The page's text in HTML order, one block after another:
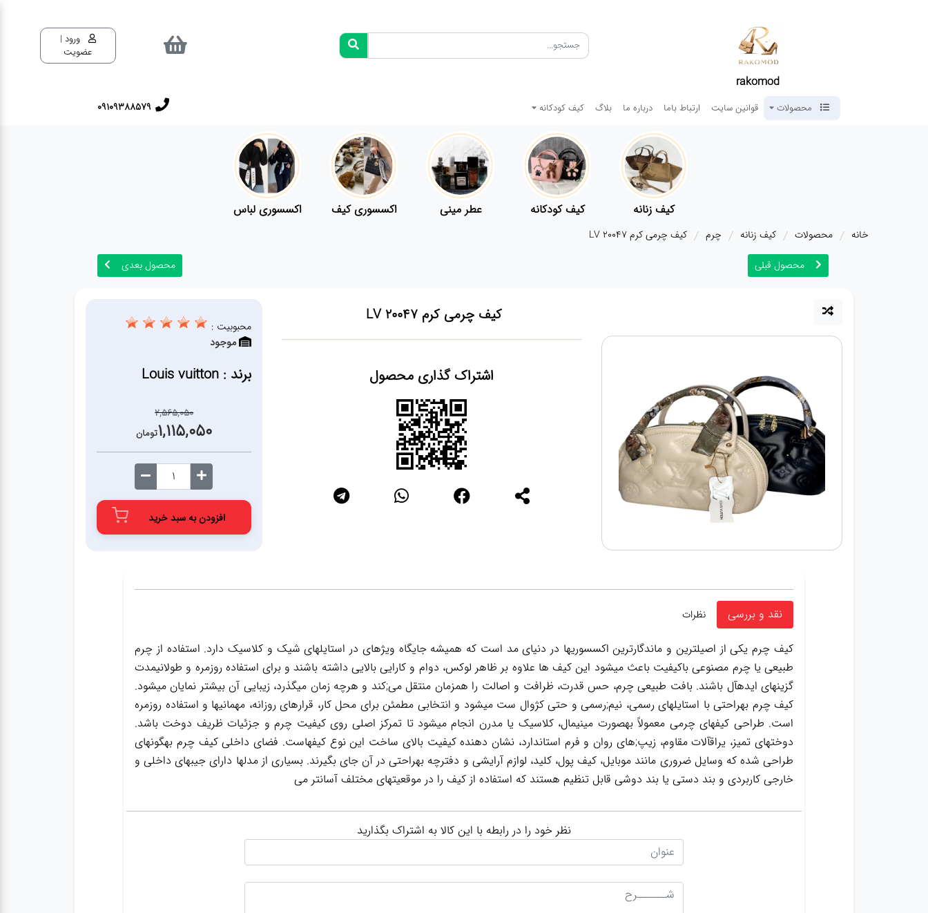
rakomod
ورود |
عضویت
محصولات قوانین سایت ارتباط باما درباره ما بلاگ کیف کودکانه 09109388579
کیف زنانه کیف کودکانه عطر مینی اکسسوری کیف اکسسوری لباس
خانه محصولات کیف زنانه چرم
کیف چرمی کرم 20047 LV
محصول قبلی
محصول بعدی
کیف چرمی کرم 20047 LV
اشتراک گذاری محصول
محبوبیت :
موجود
برند : Louis vuitton
2,565,050
1,115,050تومان
افزودن به سبد خرید
نقد و بررسی نظرات
کیف چرم یکی از اصیلترین و ماندگارترین اکسسوریها در دنیای مد است که همیشه جایگاه ویژهای در استایلهای شیک و کلاسیک دارد. استفاده از چرم
طبیعی یا چرم مصنوعی باکیفیت باعث میشود این کیف ها علاوه بر ظاهر لوکس، دوام و کارایی بالایی داشته باشند و برای استفاده روزمره و طولانیمدت
گزینهای ایدهآل باشند. بافت طبیعی چرم، حس قدرت، ظرافت و اصالت را همزمان منتقل می;کند و هرچه زمان میگذرد، زیبایی آن بیشتر نمایان میشود.
کیف چرم بهراحتی با استایلهای رسمی، نیم;رسمی و حتی کژوال ست میشود و انتخابی مطمئن برای محل کار، قرارهای روزانه، مهمانیها و استفاده روزمره
است. طراحی کیفهای چرمی معمولاً بهصورت مینیمال، کلاسیک یا مدرن انجام میشود تا تمرکز اصلی روی کیفیت چرم و جزئیات ظریف دوخت باشد.
دوختهای تمیز، یراقآلات مقاوم، زیپ;های روان و فرم استاندارد، نشان دهنده کیفیت بالای ساخت این نوع کیفهاست. فضای داخلی کیف چرم بهگونهای
طراحی شده که وسایل ضروری مانند موبایل، کیف پول، کلید، لوازم آرایشی و دفترچه بهراحتی در آن جای بگیرند. بسیاری از مدلها دارای جیبهای داخلی و
خارجی کاربردی و بند دستی یا بند دوشی قابل تنظیم هستند که استفاده از کیف را در موقعیتهای مختلف آسانتر می
نظر خود را در رابطه با این کالا به اشتراک بگذارید